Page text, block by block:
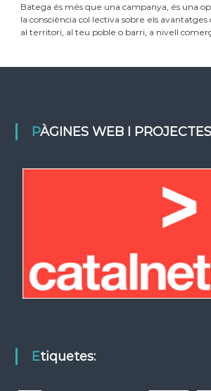
Batega és més que una campanya, és una
la consciència col·lectiva sobre els
al territori, al teu poble o barri, a nivell
PÀGINES WEB I
Etiquetes: